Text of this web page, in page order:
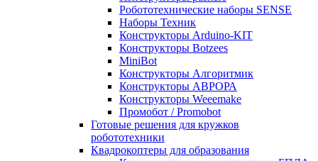
Робототехнические наборы SENSE
Наборы Техник
Конструкторы Arduino-KIT
Конструкторы Botzees
MiniBot
Конструкторы Алгоритмик
Конструкторы АВРОРА
Конструкторы Weeemake
Промобот / Promobot
Готовые решения для кружков
робототехники
Квадрокоптеры для образования